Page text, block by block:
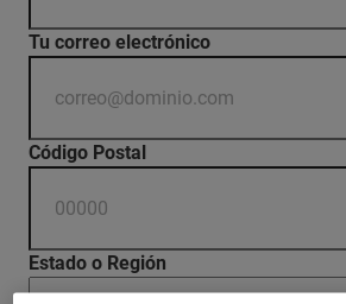
Tu correo electrónico
Código Postal
Estado o Región